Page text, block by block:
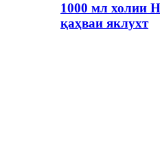
1000 мл холии
қаҳваи яклухт